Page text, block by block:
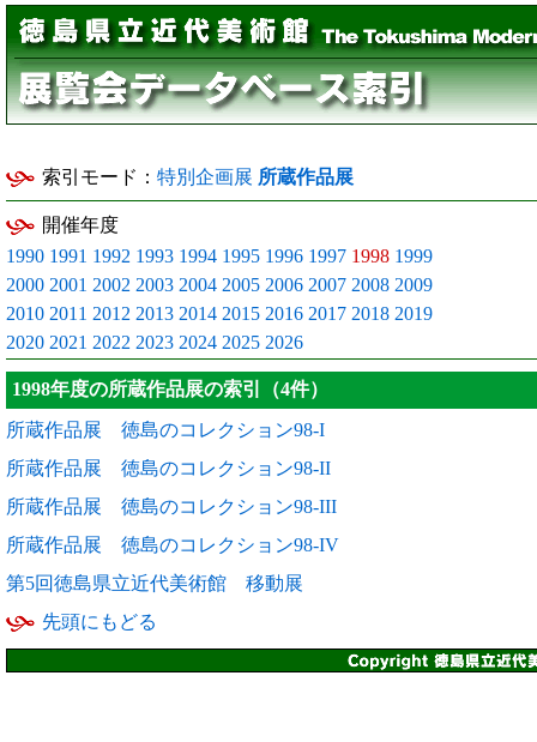
索引モード： 特別企画展 所蔵作品展
開催年度
1990 1991 1992 1993 1994 1995 1996 1997 1998 1999
2000 2001 2002 2003 2004 2005 2006 2007 2008 2009
2010 2011 2012 2013 2014 2015 2016 2017 2018 2019
2020 2021 2022 2023 2024 2025 2026
1998年度の所蔵作品展の索引（4件）
所蔵作品展 徳島のコレクション98-I
所蔵作品展 徳島のコレクション98-II
所蔵作品展 徳島のコレクション98-III
所蔵作品展 徳島のコレクション98-IV
第5回徳島県立近代美術館 移動展
先頭にもどる